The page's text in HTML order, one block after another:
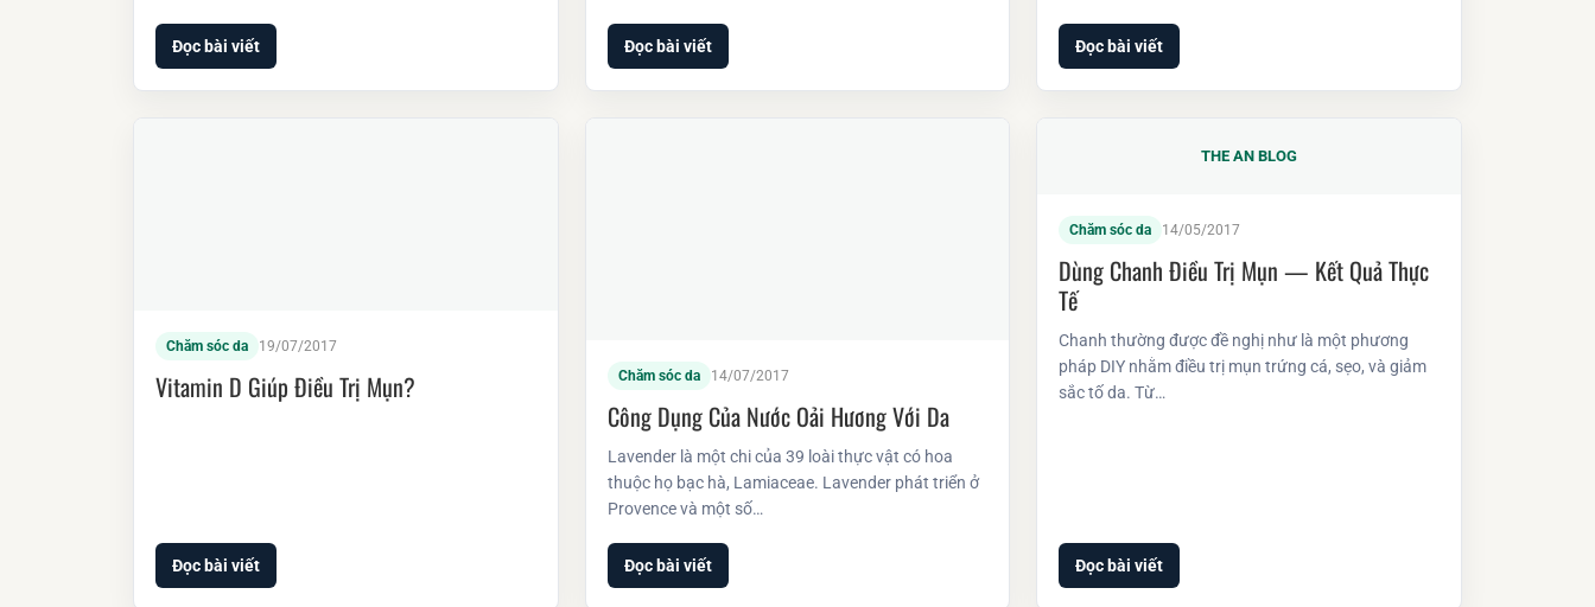
Đọc bài viết Đọc bài viết Đọc bài viết
Chăm sóc da 19/07/2017
Vitamin D Giúp Điều Trị Mụn?
Đọc bài viết
Chăm sóc da 14/07/2017
Công Dụng Của Nước Oải Hương Với Da
Lavender là một chi của 39 loài thực vật có hoa
thuộc họ bạc hà, Lamiaceae. Lavender phát triển ở
Provence và một số…
Đọc bài viết
THE AN BLOG
Chăm sóc da 14/05/2017
Dùng Chanh Điều Trị Mụn — Kết Quả Thực
Tế
Chanh thường được đề nghị như là một phương
pháp DIY nhằm điều trị mụn trứng cá, sẹo, và giảm
sắc tố da. Từ…
Đọc bài viết